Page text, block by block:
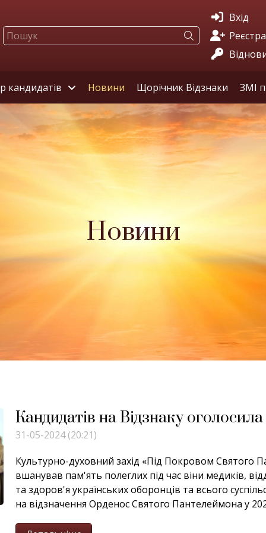
Вхід
кандидатів Новини Щорічник Відзнаки ЗМІ
Новини
Кандидатів на Відзнаку
31-05-2024 (20:21)
Культурно-духовний захід «Під Покровом Святого
вшанував пам'ять полеглих під час віни медиків,
та здоров'я українських оборонців та всього
на відзначення Орденос Святого Пантелеймона у